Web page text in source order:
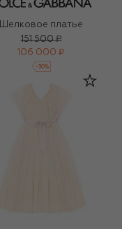
Шелковое платье
151 500 ₽
106 000 ₽
-30%